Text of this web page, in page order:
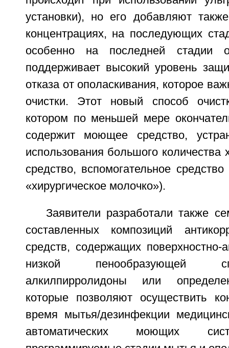
установки), но его добавляют
концентрациях, на последующих
особенно на последней стадии
поддерживает высокий уровень
отказа от ополаскивания, которое
очистки. Этот новый способ
котором по меньшей мере
содержит моющее средство,
использования большого количества
средство, вспомогательное
«хирургическое молочко»).
Заявители разработали также
составленных композиций
средств, содержащих поверхностно-
низкой пенообразующей
алкилпирролидоны или
которые позволяют осуществить
время мытья/дезинфекции
автоматических моющих